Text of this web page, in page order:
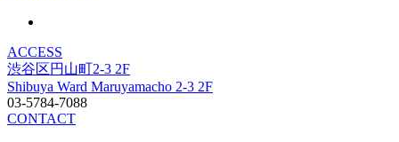
ACCESS
渋谷区円山町2-3 2F
Shibuya Ward Maruyamacho 2-3 2F
03-5784-7088
CONTACT